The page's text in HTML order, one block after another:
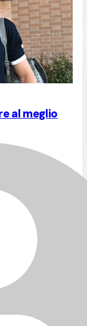
al meglio